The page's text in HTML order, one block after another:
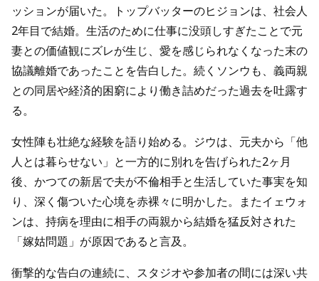
ッションが届いた。トップバッターのヒジョンは、社会人
2年目で結婚。生活のために仕事に没頭しすぎたことで元
妻との価値観にズレが生じ、愛を感じられなくなった末の
協議離婚であったことを告白した。続くソンウも、義両親
との同居や経済的困窮により働き詰めだった過去を吐露す
る。
女性陣も壮絶な経験を語り始める。ジウは、元夫から「他
人とは暮らせない」と一方的に別れを告げられた2ヶ月
後、かつての新居で夫が不倫相手と生活していた事実を知
り、深く傷ついた心境を赤裸々に明かした。またイェウォ
ンは、持病を理由に相手の両親から結婚を猛反対された
「嫁姑問題」が原因であると言及。
衝撃的な告白の連続に、スタジオや参加者の間には深い共